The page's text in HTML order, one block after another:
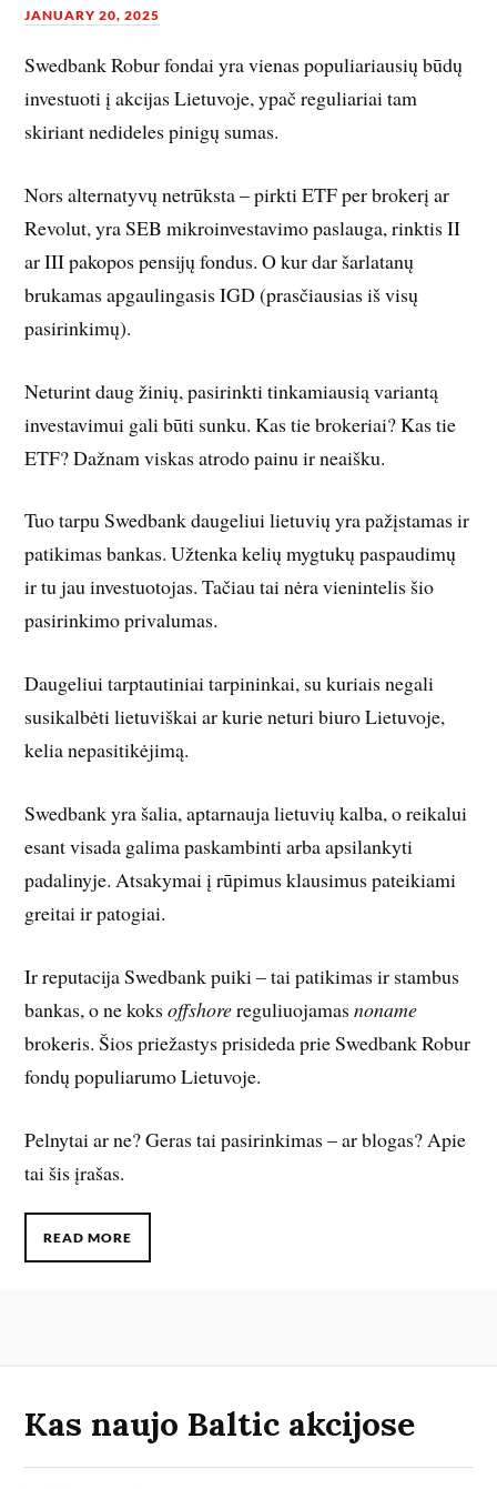
JANUARY 20, 2025
Swedbank Robur fondai yra vienas populiariausių būdų
investuoti į akcijas Lietuvoje, ypač reguliariai tam
skiriant nedideles pinigų sumas.
Nors alternatyvų netrūksta – pirkti ETF per brokerį ar
Revolut, yra SEB mikroinvestavimo paslauga, rinktis II
ar III pakopos pensijų fondus. O kur dar šarlatanų
brukamas apgaulingasis IGD (prasčiausias iš visų
pasirinkimų).
Neturint daug žinių, pasirinkti tinkamiausią variantą
investavimui gali būti sunku. Kas tie brokeriai? Kas tie
ETF? Dažnam viskas atrodo painu ir neaišku.
Tuo tarpu Swedbank daugeliui lietuvių yra pažįstamas ir
patikimas bankas. Užtenka kelių mygtukų paspaudimų
ir tu jau investuotojas. Tačiau tai nėra vienintelis šio
pasirinkimo privalumas.
Daugeliui tarptautiniai tarpininkai, su kuriais negali
susikalbėti lietuviškai ar kurie neturi biuro Lietuvoje,
kelia nepasitikėjimą.
Swedbank yra šalia, aptarnauja lietuvių kalba, o reikalui
esant visada galima paskambinti arba apsilankyti
padalinyje. Atsakymai į rūpimus klausimus pateikiami
greitai ir patogiai.
Ir reputacija Swedbank puiki – tai patikimas ir stambus
bankas, o ne koksoffshorereguliuojamasnoname
brokeris. Šios priežastys prisideda prie Swedbank Robur
fondų populiarumo Lietuvoje.
Pelnytai ar ne? Geras tai pasirinkimas – ar blogas? Apie
tai šis įrašas.
READ MORE
Kas naujo Baltic akcijose